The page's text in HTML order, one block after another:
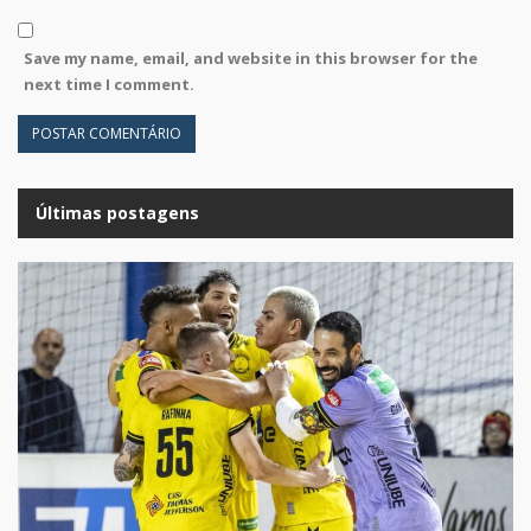
Save my name, email, and website in this browser for the
next time I comment.
Últimas postagens